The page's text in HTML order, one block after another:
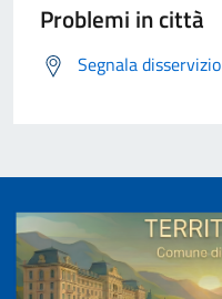
Problemi in città
Segnala disservizio